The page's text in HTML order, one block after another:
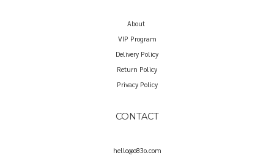
About
VIP Program
Delivery Policy
Return Policy
Privacy Policy
CONTACT
hello@o83o.com